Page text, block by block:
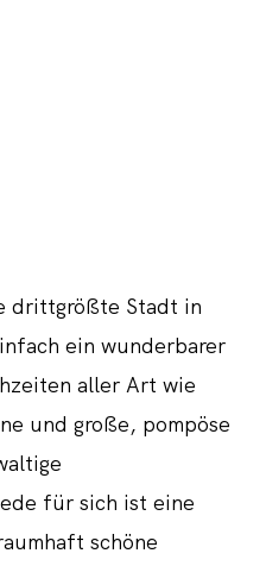
drittgrößte Stadt in
ein wunderbarer
aller Art wie
und große, pompöse
für sich ist eine
schöne